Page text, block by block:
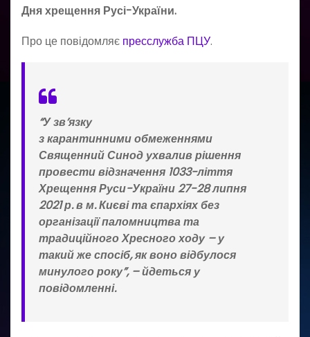
Дня хрещення Русі-України.
Про це повідомляє пресслужба ПЦУ.
“У зв’язку
з карантинними обмеженнями
Священний Синод ухвалив рішення
провести відзначення 1033-ліття
Хрещення Руси-України 27-28 липня
2021 р. в м. Києві та єпархіях без
організації паломництва та
традиційного Хресного ходу – у
такий же спосіб, як воно відбулося
минулого року”, – йдеться у
повідомленні.